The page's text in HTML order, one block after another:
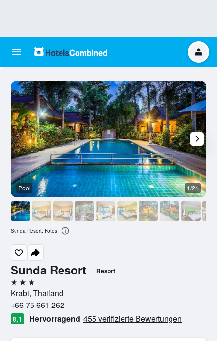
Sunda Resort Resort
3 Sterne
Krabi, Thailand
+66 75 661 262
8,1 Hervorragend 455 verifizierte Bewertungen
Pool 1/21
Sunda Resort: Fotos